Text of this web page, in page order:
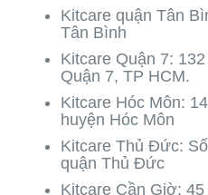
Kitcare quận Tân
Tân Bình
Kitcare Quận 7:
Quận 7, TP HCM.
Kitcare Hóc Môn:
huyện Hóc Môn
Kitcare Thủ Đức:
quận Thủ Đức
Kitcare Cần Giờ: